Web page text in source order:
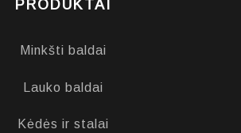
PRODUKTAI
Minkšti baldai
Lauko baldai
Kėdės ir stalai